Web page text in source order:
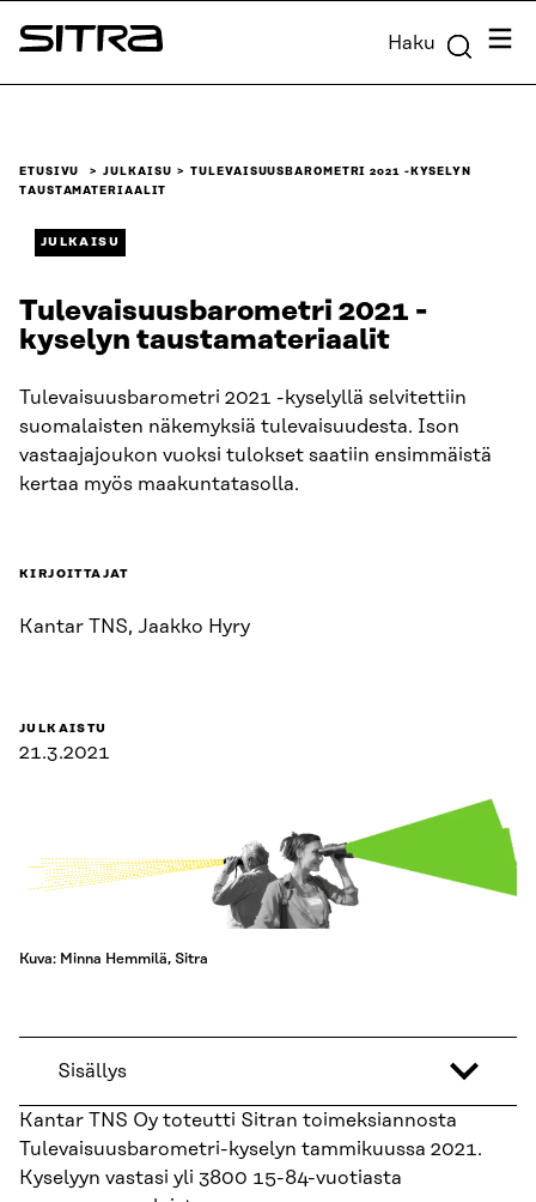
Siirry
suoraan
Sitra Haku
ETUSIVU JULKAISU
TULEVAISUUSBAROMETRI 2021 -KYSELYN
TAUSTAMATERIAALIT
JULKAISU
Tulevaisuusbarometri 2021 -
kyselyn taustamateriaalit
Tulevaisuusbarometri 2021 -kyselyllä selvitettiin
suomalaisten näkemyksiä tulevaisuudesta. Ison
vastaajajoukon vuoksi tulokset saatiin ensimmäistä
kertaa myös maakuntatasolla.
KIRJOITTAJAT
Kantar TNS, Jaakko Hyry
JULKAISTU
21.3.2021
Kuva: Minna Hemmilä, Sitra
Sisällys
Kantar TNS Oy toteutti Sitran toimeksiannosta
Tulevaisuusbarometri-kyselyn tammikuussa 2021.
Kyselyyn vastasi yli 3800 15-84-vuotiasta